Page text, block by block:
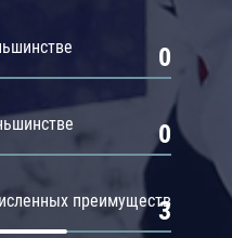
0
0
преимуществ
3